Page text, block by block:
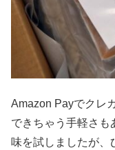
Amazon Payでクレ
できちゃう手軽さも
味を試しましたが、